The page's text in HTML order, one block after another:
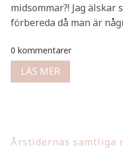
midsommar?! Jag
förbereda då man är
0 kommentarer
LÄS MER
Årstidernas samtliga